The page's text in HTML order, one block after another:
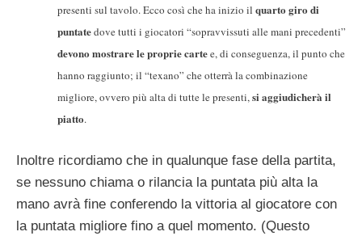
presenti sul tavolo. Ecco così che ha inizio il quarto giro di
puntatedove tutti i giocatori “sopravvissuti alle mani precedenti”
devono mostrare le proprie cartee, di conseguenza, il punto che
hanno raggiunto; il “texano” che otterrà la combinazione
migliore, ovvero più alta di tutte le presenti, si aggiudicherà il
piatto.
Inoltre ricordiamo che in qualunque fase della partita,
se nessuno chiama o rilancia la puntata più alta la
mano avrà fine conferendo la vittoria al giocatore con
la puntata migliore fino a quel momento. (Questo